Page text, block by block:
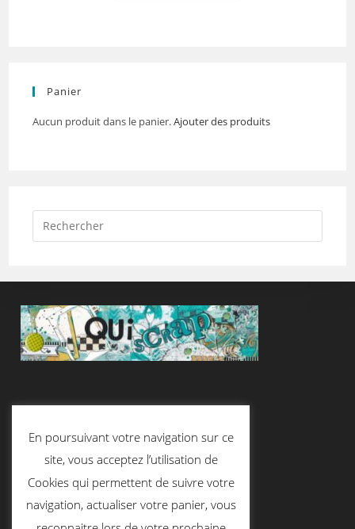
Panier
Aucun produit dans le panier.Ajouter des produits
Contactez-Nous
En poursuivant votre navigation sur ce
site, vous acceptez l’utilisation de
Cookies qui permettent de suivre votre
navigation, actualiser votre panier, vous